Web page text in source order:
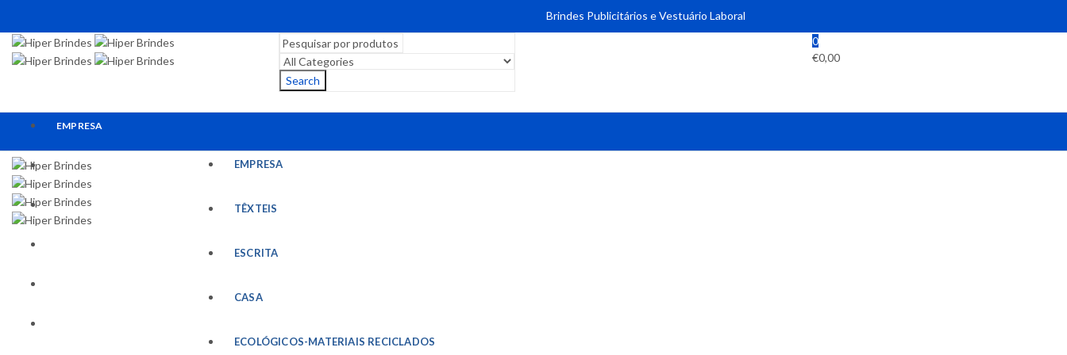
Brindes Publicitários e Vestuário Laboral
Search
0
€0,00
EMPRESA
TÊXTEIS
ESCRITA
EMPRESA
TÊXTEIS
ESCRITA
CASA
ECOLÓGICOS-MATERIAIS RECICLADOS